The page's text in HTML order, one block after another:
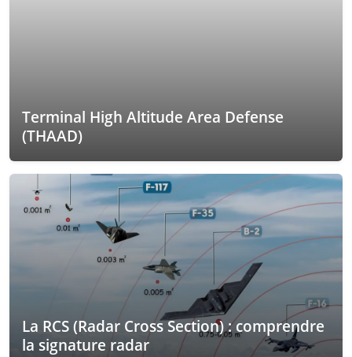
Terminal High Altitude Area Defense
(THAAD)
La RCS (Radar Cross Section) : comprendre
la signature radar